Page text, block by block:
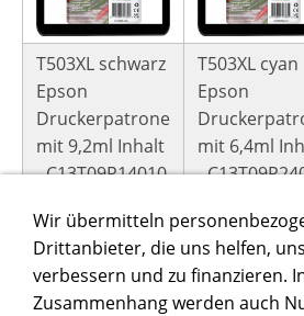
T503XL schwarz
Epson
Druckerpatrone
mit 9,2ml Inhalt
- C13T09R14010
T503XL cyan
Epson
mit 6,4ml
-
WERBUNG
Wir übermitteln
Drittanbieter, die uns helfen,
verbessern und zu finanzieren.
Zusammenhang werden auch